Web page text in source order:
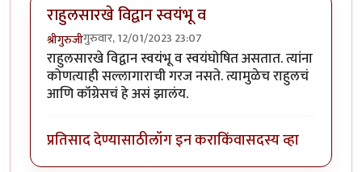
राहुलसारखे विद्वान स्वयंभू व
श्रीगुरुजीगुरुवार, 12/01/2023 23:07
राहुलसारखे विद्वान स्वयंभू व स्वयंघोषित असतात. त्यांना
कोणत्याही सल्लागाराची गरज नसते. त्यामुळेच राहुलचं
आणि कॉंग्रेसचं हे असं झालंय.
प्रतिसाद देण्यासाठीलॉग इन कराकिंवासदस्य व्हा